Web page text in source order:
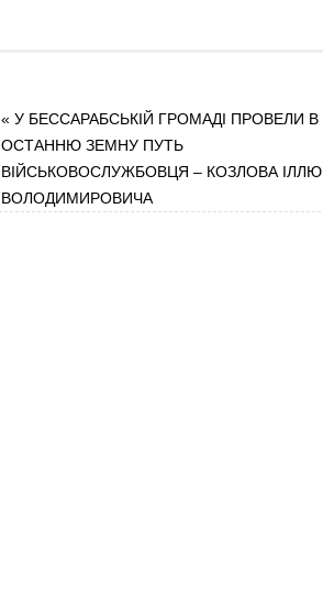
« У БЕССАРАБСЬКІЙ ГРОМАДІ ПРОВЕЛИ В
ОСТАННЮ ЗЕМНУ ПУТЬ
ВІЙСЬКОВОСЛУЖБОВЦЯ – КОЗЛОВА ІЛЛЮ
ВОЛОДИМИРОВИЧА